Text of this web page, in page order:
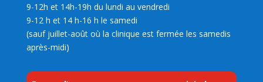
9-12h et 14h-19h du lundi au vendredi
9-12 h et 14 h-16 h le samedi
(sauf juillet-août où la clinique est fermée les samedis
après-midi)